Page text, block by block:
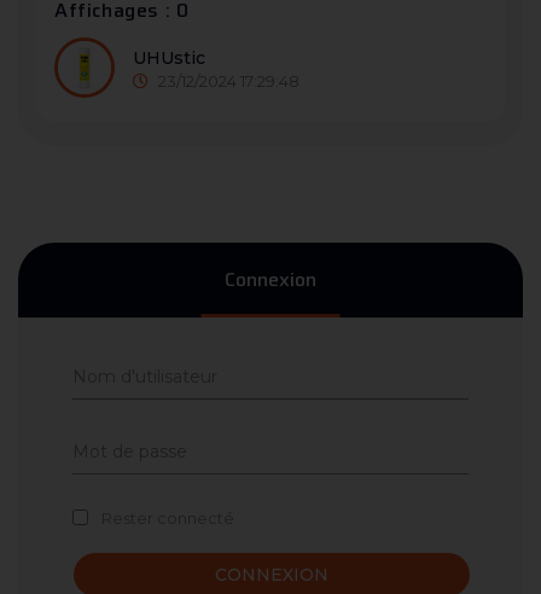
Affichages : 0
UHUstic
23/12/2024 17:29:48
Connexion
CONNEXION